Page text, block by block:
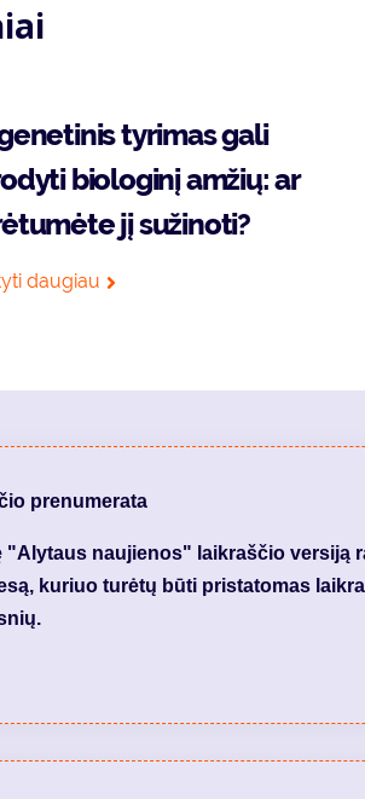
tyrimas gali
biologinį amžių: ar
jį sužinoti?
daugiau
prenumerata
"Alytaus naujienos" laikraščio versiją
kuriuo turėtų būti pristatomas